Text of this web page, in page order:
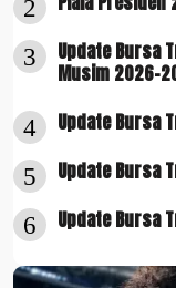
2
3
Update Bursa
Musim 2026-
4 Update Bursa
5 Update Bursa
6 Update Bursa